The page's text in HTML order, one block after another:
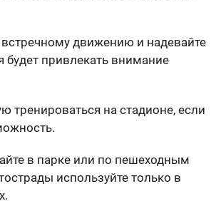
движению и надевайте
будет привлекать внимание
тренироваться на стадионе, если
в парке или по пешеходным
используйте только в